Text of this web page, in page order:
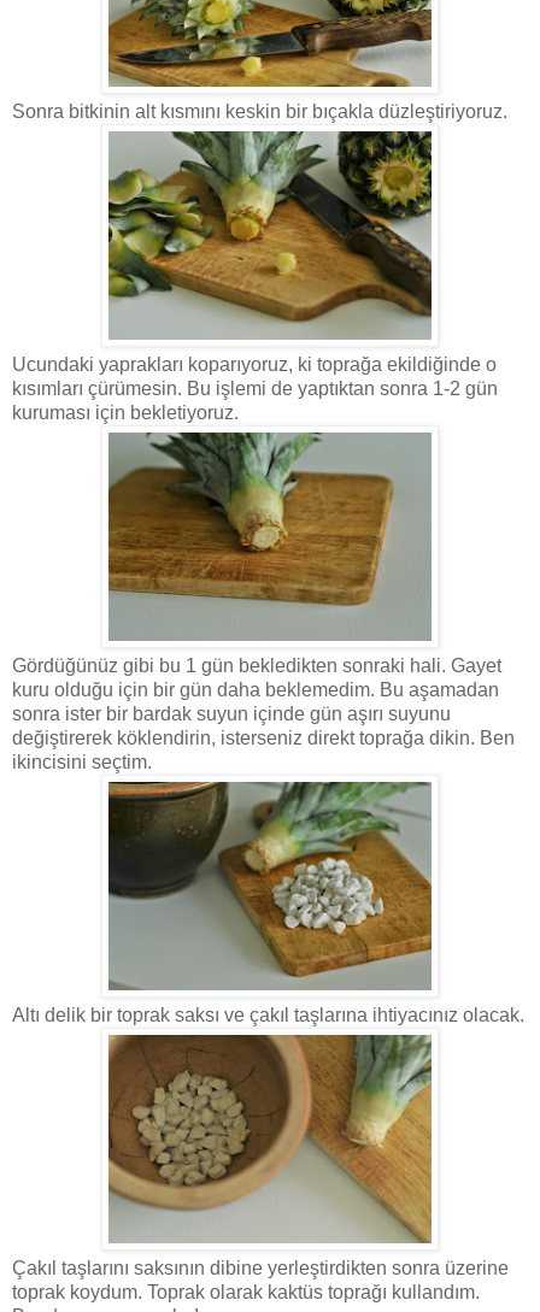
Sonra bitkinin alt kısmını keskin bir bıçakla düzleştiriyoruz.
Ucundaki yaprakları koparıyoruz, ki toprağa ekildiğinde o
kısımları çürümesin. Bu işlemi de yaptıktan sonra 1-2 gün
kuruması için bekletiyoruz.
Gördüğünüz gibi bu 1 gün bekledikten sonraki hali. Gayet
kuru olduğu için bir gün daha beklemedim. Bu aşamadan
sonra ister bir bardak suyun içinde gün aşırı suyunu
değiştirerek köklendirin, isterseniz direkt toprağa dikin. Ben
ikincisini seçtim.
Altı delik bir toprak saksı ve çakıl taşlarına ihtiyacınız olacak.
Çakıl taşlarını saksının dibine yerleştirdikten sonra üzerine
toprak koydum. Toprak olarak kaktüs toprağı kullandım.